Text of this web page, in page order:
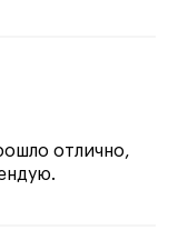
отлично,